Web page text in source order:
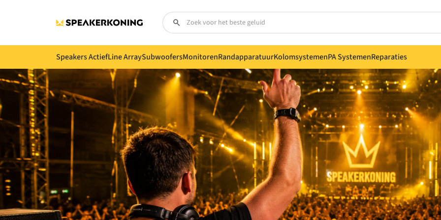
Speakers ActiefLine ArraySubwoofersMonitorenRandapparatuurKolomsystemenPA SystemenReparaties